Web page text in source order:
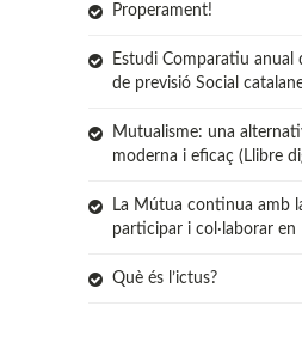
Properament!
Estudi Comparatiu anual
de previsió Social
Mutualisme: una
moderna i eficaç (Llibre
La Mútua continua amb
participar i col·laborar en
Què és l’ictus?